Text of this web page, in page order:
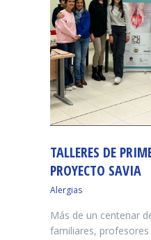
TALLERES DE
PROYECTO SAVIA
Alergias
Más de un centenar
familiares, profesores